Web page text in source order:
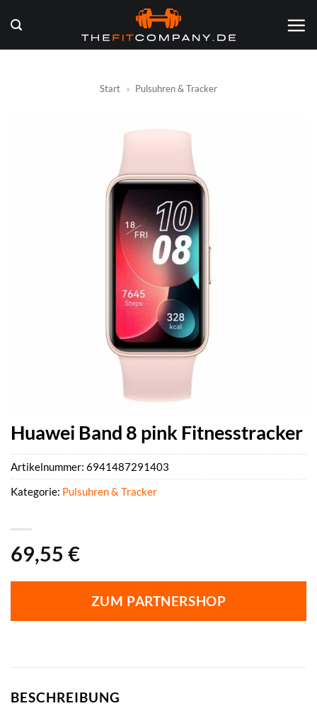
Inhalt
springen
Start » Pulsuhren & Tracker
Huawei Band 8 pink Fitnesstracker
69,55 €
ZUM PARTNERSHOP
Artikelnummer: 6941487291403
Kategorie: Pulsuhren & Tracker
BESCHREIBUNG